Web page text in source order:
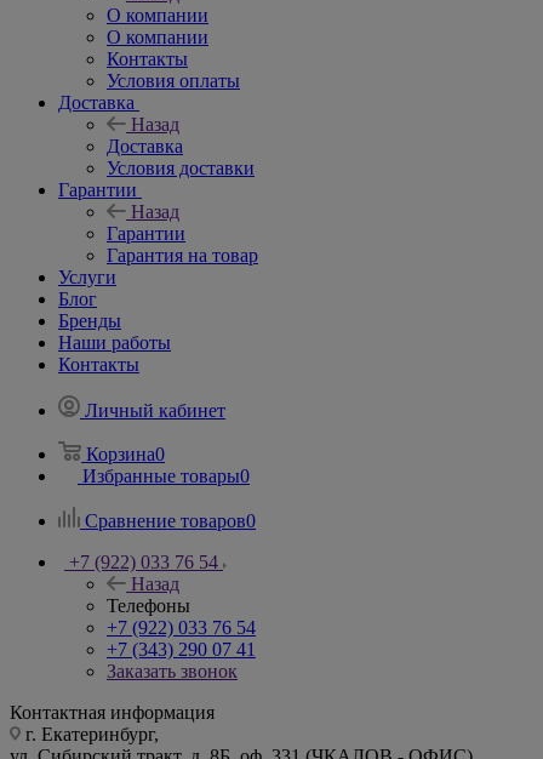
О компании
О компании
Контакты
Условия оплаты
Доставка
Назад
Доставка
Условия доставки
Гарантии
Назад
Гарантии
Гарантия на товар
Услуги
Блог
Бренды
Наши работы
Контакты
Личный кабинет
Корзина0
Избранные товары0
Сравнение товаров0
+7 (922) 033 76 54
Назад
Телефоны
+7 (922) 033 76 54
+7 (343) 290 07 41
Заказать звонок
Контактная информация
г. Екатеринбург,